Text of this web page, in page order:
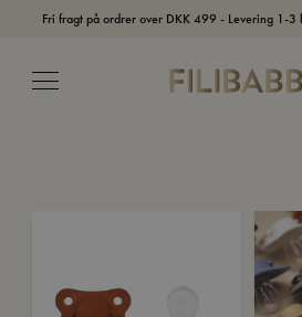
Fri fragt på ordrer over DKK 499 - Levering 1-3